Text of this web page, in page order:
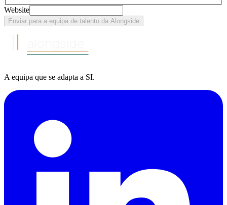
Website
Enviar para a equipa de talento da Alongside
A equipa que se adapta a SI.